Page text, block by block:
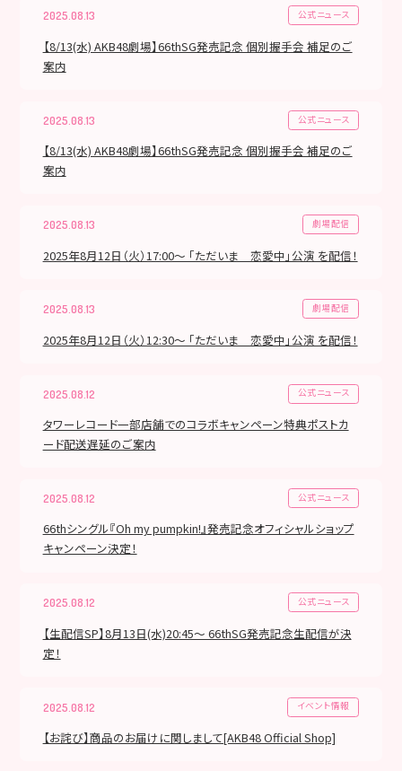
2025.08.13 公式ニュース
【8/13(水) AKB48劇場】66thSG発売記念 個別握手会 補足のご
案内
2025.08.13 公式ニュース
【8/13(水) AKB48劇場】66thSG発売記念 個別握手会 補足のご
案内
2025.08.13 劇場配信
2025年8月12日（火）17:00～ 「ただいま 恋愛中」公演 を配信！
2025.08.13 劇場配信
2025年8月12日（火）12:30～ 「ただいま 恋愛中」公演 を配信！
2025.08.12 公式ニュース
タワーレコード一部店舗でのコラボキャンペーン特典ポストカ
ード配送遅延のご案内
2025.08.12 公式ニュース
66thシングル『Oh my pumpkin!』発売記念オフィシャルショップ
キャンペーン決定！
2025.08.12 公式ニュース
【生配信SP】8月13日(水)20:45〜 66thSG発売記念生配信が決
定！
2025.08.12 イベント情報
【お詫び】商品のお届けに関しまして[AKB48 Official Shop]